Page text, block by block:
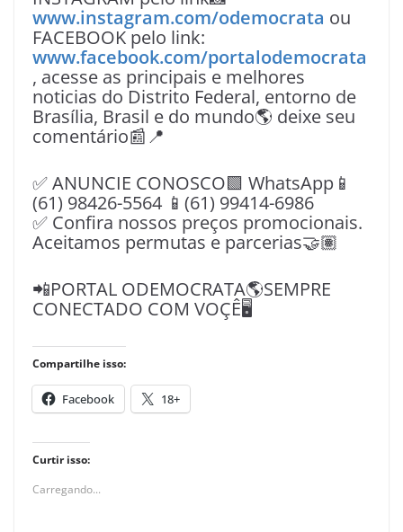
www.instagram.com/odemocrata ou
FACEBOOK pelo link:
www.facebook.com/portalodemocrata
, acesse as principais e melhores
noticias do Distrito Federal, entorno de
Brasília, Brasil e do mundo🌎 deixe seu
comentário📰📍
✅ ANUNCIE CONOSCO🟩 WhatsApp📱
(61) 98426-5564 📱(61) 99414-6986
✅ Confira nossos preços promocionais.
Aceitamos permutas e parcerias🤝🏽
📲PORTAL ODEMOCRATA🌎SEMPRE
CONECTADO COM VOÇÊ🖥️
Compartilhe isso:
Facebook 18+
Curtir isso:
Carregando...